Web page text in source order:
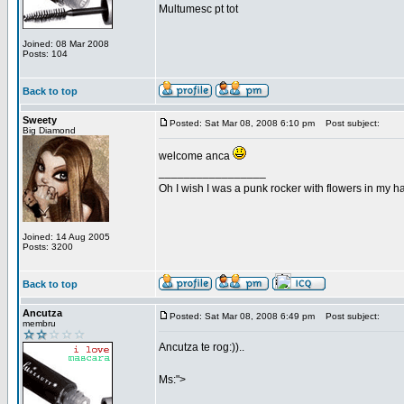
Joined: 08 Mar 2008
Posts: 104
Multumesc pt tot
Back to top
Sweety
Big Diamond
Joined: 14 Aug 2005
Posts: 3200
Posted: Sat Mar 08, 2008 6:10 pm Post subject:
welcome anca
Oh I wish I was a punk rocker with flowers in my
Back to top
Ancutza
membru
Posted: Sat Mar 08, 2008 6:49 pm Post subject:
Ancutza te rog:))..
Ms:">